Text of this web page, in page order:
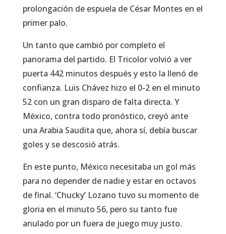
prolongación de espuela de César Montes en el
primer palo.
Un tanto que cambió por completo el
panorama del partido. El Tricolor volvió a ver
puerta 442 minutos después y esto la llenó de
confianza. Luis Chávez hizo el 0-2 en el minuto
52 con un gran disparo de falta directa. Y
México, contra todo pronóstico, creyó ante
una Arabia Saudita que, ahora sí, debía buscar
goles y se descosió atrás.
En este punto, México necesitaba un gol más
para no depender de nadie y estar en octavos
de final. ‘Chucky’ Lozano tuvo su momento de
gloria en el minuto 56, pero su tanto fue
anulado por un fuera de juego muy justo.